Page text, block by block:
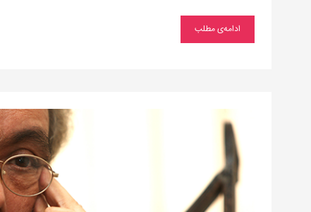
ادامه‌ی مطلب
که
می‌جنگد